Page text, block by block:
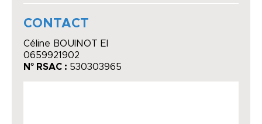
CONTACT
Céline BOUINOT EI
0659921902
N° RSAC : 530303965